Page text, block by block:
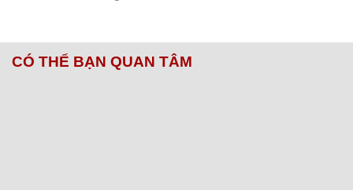
CÓ THỂ BẠN QUAN TÂM